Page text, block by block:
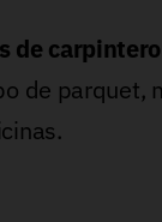
de
de parquet,